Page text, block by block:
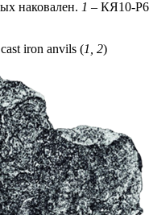
наковален. 1 – КЯ10-
iron anvils (1, 2)